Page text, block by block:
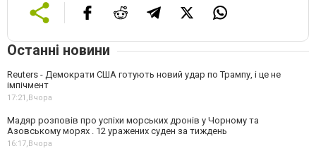
Останні новини
Reuters - Демократи США готують новий удар по Трампу, і це не
імпічмент
17:21,Вчора
Мадяр розповів про успіхи морських дронів у Чорному та
Азовському морях . 12 уражених суден за тиждень
16:17,Вчора